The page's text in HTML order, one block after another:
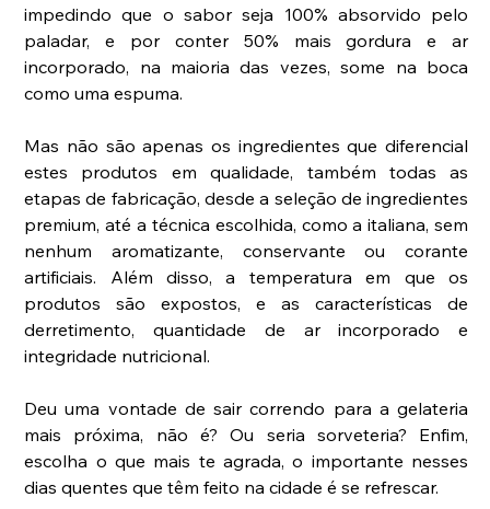
impedindo que o sabor seja 100% absorvido pelo
paladar, e por conter 50% mais gordura e ar
incorporado, na maioria das vezes, some na boca
como uma espuma.
Mas não são apenas os ingredientes que diferencial
estes produtos em qualidade, também todas as
etapas de fabricação, desde a seleção de ingredientes
premium, até a técnica escolhida, como a italiana, sem
nenhum aromatizante, conservante ou corante
artificiais. Além disso, a temperatura em que os
produtos são expostos, e as características de
derretimento, quantidade de ar incorporado e
integridade nutricional.
Deu uma vontade de sair correndo para a gelateria
mais próxima, não é? Ou seria sorveteria? Enfim,
escolha o que mais te agrada, o importante nesses
dias quentes que têm feito na cidade é se refrescar.